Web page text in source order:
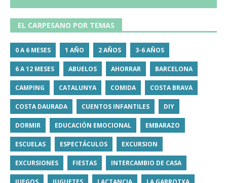
EL CARPESANO POR TEMAS
0 A 6 MESES 1 AÑO 2 AÑOS 3-6 AÑOS
6 A 12 MESES ABUELOS AHORRAR BARCELONA
CAMPING CATALUNYA COMIDA COSTA BRAVA
COSTA DAURADA CUENTOS INFANTILES DIY
DORMIR EDUCACIÓN EMOCIONAL EMBARAZO
ESCUELAS ESPECTÁCULOS EXCURSION
EXCURSIONES FIESTAS INTERCAMBIO DE CASA